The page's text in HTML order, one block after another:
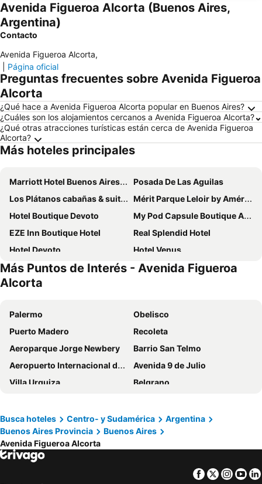
Avenida Figueroa Alcorta (Buenos Aires,
Argentina)
Contacto
Avenida Figueroa Alcorta,
Página oficial
Preguntas frecuentes sobre Avenida Figueroa
Alcorta
¿Qué hace a Avenida Figueroa Alcorta popular en Buenos Aires?
¿Cuáles son los alojamientos cercanos a Avenida Figueroa Alcorta?
¿Qué otras atracciones turísticas están cerca de Avenida Figueroa
Alcorta?
Más hoteles principales
Marriott Hotel Buenos Aires Ezeiza Airport
Posada De Las Aguilas
Los Plátanos cabañas & suites
Mérit Parque Leloir by Amérian
Hotel Boutique Devoto
My Pod Capsule Boutique AirPort
EZE Inn Boutique Hotel
Real Splendid Hotel
Hotel Devoto
Hotel Venus
Hotel San Remo Flores
Giorgio's House Buenos Aires
Costa Azul
Walden Departamento
marazul
Hotel Sf
Concord - Albergue Transitorio
Otello
Hotel El Patio
Faraón
Rivadavia Plaza Hotel
Más Puntos de Interés - Avenida Figueroa
Alcorta
Palermo
Obelisco
Puerto Madero
Recoleta
Aeroparque Jorge Newbery
Barrio San Telmo
Aeropuerto Internacional de Ezeiza Ministro Pistarini
Avenida 9 de Julio
Villa Urquiza
Belgrano
Almagro
Buenos Aires Bus
Retiro
Caballito
Aeropuerto de Durango - La Plata
Chacarita
Busca hoteles Centro- y Sudamérica
Argentina
Buenos Aires Provincia
Buenos Aires
Avenida Figueroa Alcorta
Facebook
Twitter